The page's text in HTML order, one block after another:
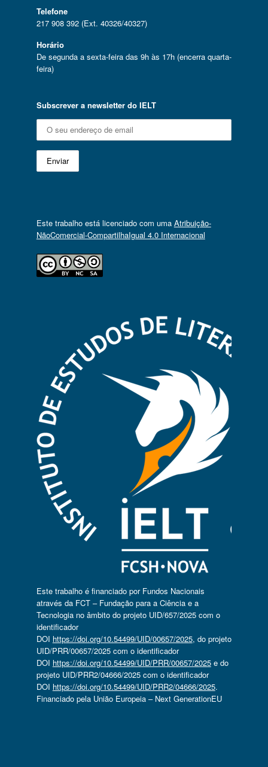
Telefone
217 908 392 (Ext. 40326/40327)
Horário
De segunda a sexta-feira das 9h às 17h (encerra quarta-
feira)
Subscrever a newsletter do IELT
Este trabalho está licenciado com uma Atribuição-
NãoComercial-CompartilhaIgual 4.0 Internacional
Este trabalho é financiado por Fundos Nacionais
através da FCT – Fundação para a Ciência e a
Tecnologia no âmbito do projeto UID/657/2025 com o
identificador
DOI https://doi.org/10.54499/UID/00657/2025, do projeto
UID/PRR/00657/2025 com o identificador
DOI https://doi.org/10.54499/UID/PRR/00657/2025e do
projeto UID/PRR2/04666/2025 com o identificador
DOI https://doi.org/10.54499/UID/PRR2/04666/2025.
Financiado pela União Europeia – Next GenerationEU